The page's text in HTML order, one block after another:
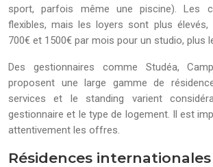
sport, parfois même une piscine). Les
flexibles, mais les loyers sont plus élevés,
700€ et 1500€ par mois pour un studio, plus
Des gestionnaires comme Studéa,
proposent une large gamme de
services et le standing varient
gestionnaire et le type de logement. Il est
attentivement les offres.
Résidences internationales